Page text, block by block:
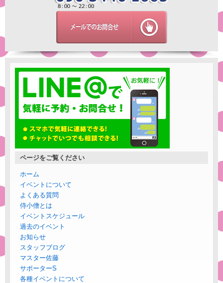
ページをご覧ください
ホーム
イベントについて
よくある質問
侍小僧とは
イベントスケジュール
過去のイベント
お知らせ
スタッフブログ
マスター佐藤
サポーターS
各種イベントについて